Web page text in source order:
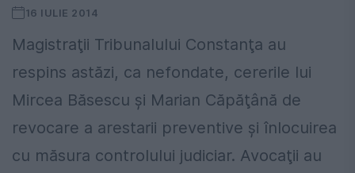
16 IULIE 2014
Magistraţii Tribunalului Constanţa au
respins astăzi, ca nefondate, cererile lui
Mircea Băsescu şi Marian Căpăţână de
revocare a arestarii preventive şi înlocuirea
cu măsura controlului judiciar. Avocaţii au